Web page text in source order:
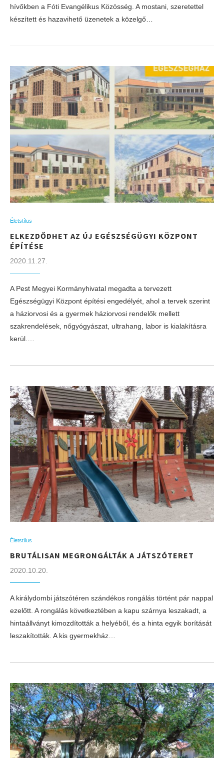
hívőkben a Fóti Evangélikus Közösség. A mostani, szeretettel
készített és hazavihető üzenetek a közelgő…
Életstílus
ELKEZDŐDHET AZ ÚJ EGÉSZSÉGÜGYI KÖZPONT
ÉPÍTÉSE
2020.11.27.
A Pest Megyei Kormányhivatal megadta a tervezett
Egészségügyi Központ építési engedélyét, ahol a tervek szerint
a háziorvosi és a gyermek háziorvosi rendelők mellett
szakrendelések, nőgyógyászat, ultrahang, labor is kialakításra
kerül.…
Életstílus
BRUTÁLISAN MEGRONGÁLTÁK A JÁTSZÓTERET
2020.10.20.
A királydombi játszótéren szándékos rongálás történt pár nappal
ezelőtt. A rongálás következtében a kapu szárnya leszakadt, a
hintaállványt kimozdították a helyéből, és a hinta egyik borítását
leszakították. A kis gyermekház…